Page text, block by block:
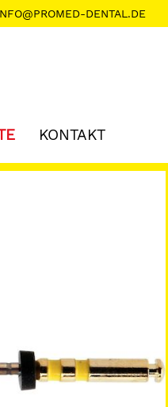
DENTAL.DE
KONTAKT